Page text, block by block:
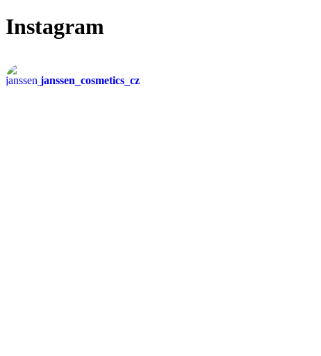
Instagram
janssen_cosmetics_cz